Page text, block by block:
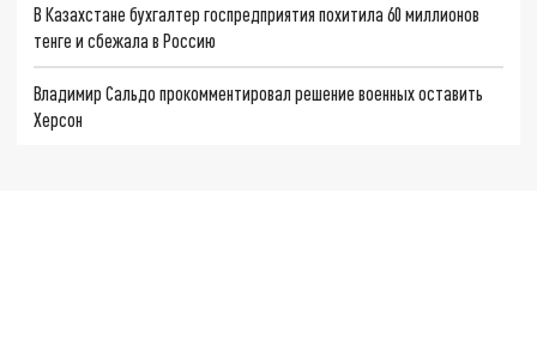
В Казахстане бухгалтер госпредприятия похитила 60 миллионов
тенге и сбежала в Россию
Владимир Сальдо прокомментировал решение военных оставить
Херсон